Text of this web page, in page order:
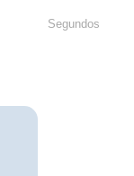
Segundos